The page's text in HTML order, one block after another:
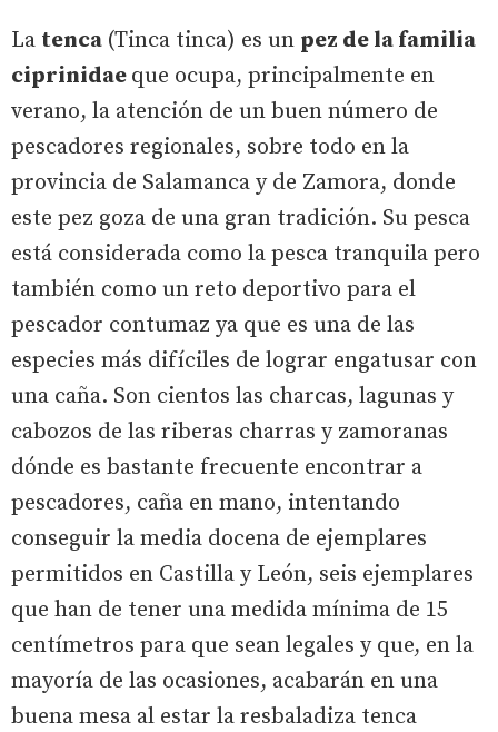
La tenca (Tinca tinca) es un pez de la familia
ciprinidae que ocupa, principalmente en
verano, la atención de un buen número de
pescadores regionales, sobre todo en la
provincia de Salamanca y de Zamora, donde
este pez goza de una gran tradición. Su pesca
está considerada como la pesca tranquila pero
también como un reto deportivo para el
pescador contumaz ya que es una de las
especies más difíciles de lograr engatusar con
una caña. Son cientos las charcas, lagunas y
cabozos de las riberas charras y zamoranas
dónde es bastante frecuente encontrar a
pescadores, caña en mano, intentando
conseguir la media docena de ejemplares
permitidos en Castilla y León, seis ejemplares
que han de tener una medida mínima de 15
centímetros para que sean legales y que, en la
mayoría de las ocasiones, acabarán en una
buena mesa al estar la resbaladiza tenca